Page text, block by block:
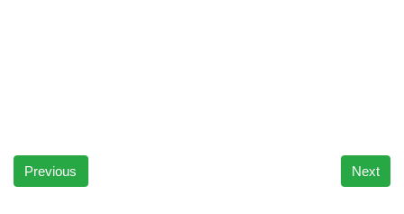
Previous Next